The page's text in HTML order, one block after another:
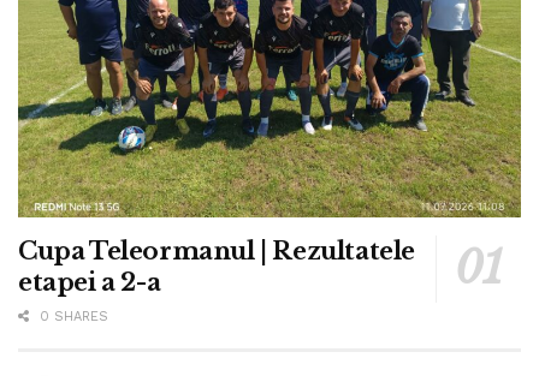
Cupa Teleormanul | Rezultatele
etapei a 2-a
0 SHARES